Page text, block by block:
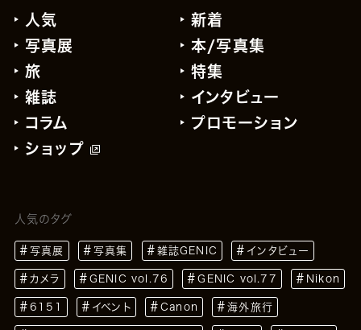
人気
新着
写真展
本/写真集
旅
特集
雑誌
インタビュー
コラム
プロモーション
ショップ
人気のタグ
写真展 写真集 雑誌GENIC インタビュー
カメラ GENIC vol.76 GENIC vol.77 Nikon
6151 イベント Canon 海外旅行